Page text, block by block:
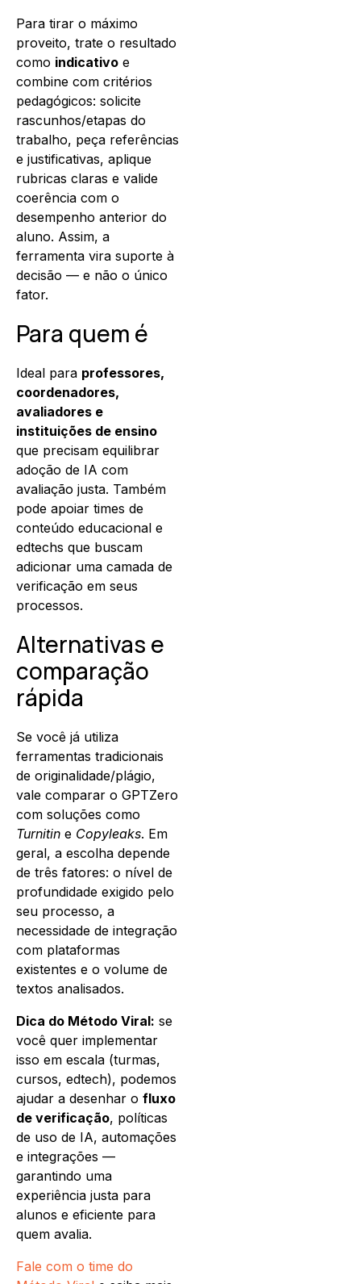
Para tirar o máximo
proveito, trate o resultado
como indicativo e
combine com critérios
pedagógicos: solicite
rascunhos/etapas do
trabalho, peça referências
e justificativas, aplique
rubricas claras e valide
coerência com o
desempenho anterior do
aluno. Assim, a
ferramenta vira suporte à
decisão — e não o único
fator.
Para quem é
Ideal para professores,
coordenadores,
avaliadores e
instituições de ensino
que precisam equilibrar
adoção de IA com
avaliação justa. Também
pode apoiar times de
conteúdo educacional e
edtechs que buscam
adicionar uma camada de
verificação em seus
processos.
Alternativas e
comparação
rápida
Se você já utiliza
ferramentas tradicionais
de originalidade/plágio,
vale comparar o GPTZero
com soluções como
Turnitin e Copyleaks. Em
geral, a escolha depende
de três fatores: o nível de
profundidade exigido pelo
seu processo, a
necessidade de integração
com plataformas
existentes e o volume de
textos analisados.
Dica do Método Viral: se
você quer implementar
isso em escala (turmas,
cursos, edtech), podemos
ajudar a desenhar o fluxo
de verificação, políticas
de uso de IA, automações
e integrações —
garantindo uma
experiência justa para
alunos e eficiente para
quem avalia.
Fale com o time do